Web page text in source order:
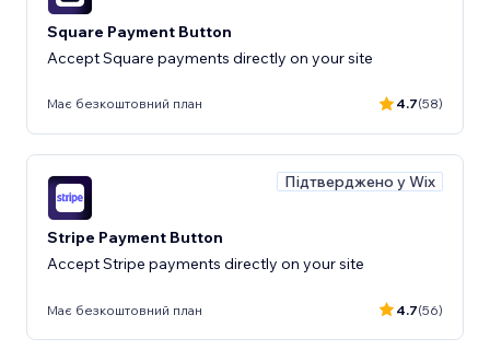
Square Payment Button
Accept Square payments directly on your site
Має безкоштовний план 4.7(58)
Підтверджено у Wix
Stripe Payment Button
Accept Stripe payments directly on your site
Має безкоштовний план 4.7(56)